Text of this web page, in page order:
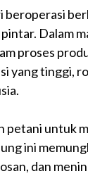
beroperasi
Dalam
proses
yang tinggi,
petani untuk
ini
dan